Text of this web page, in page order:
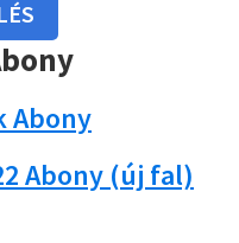
Abony
Abony (új fal)